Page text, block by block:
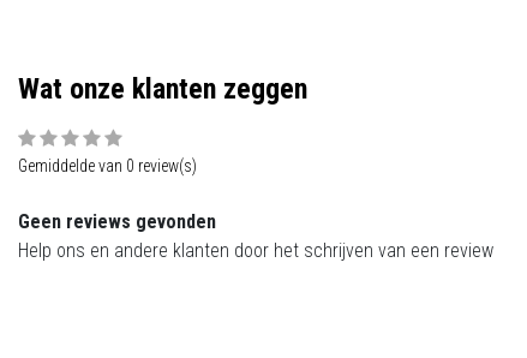
Wat onze klanten zeggen
Gemiddelde van 0 review(s)
Geen reviews gevonden
Help ons en andere klanten door het schrijven van een review